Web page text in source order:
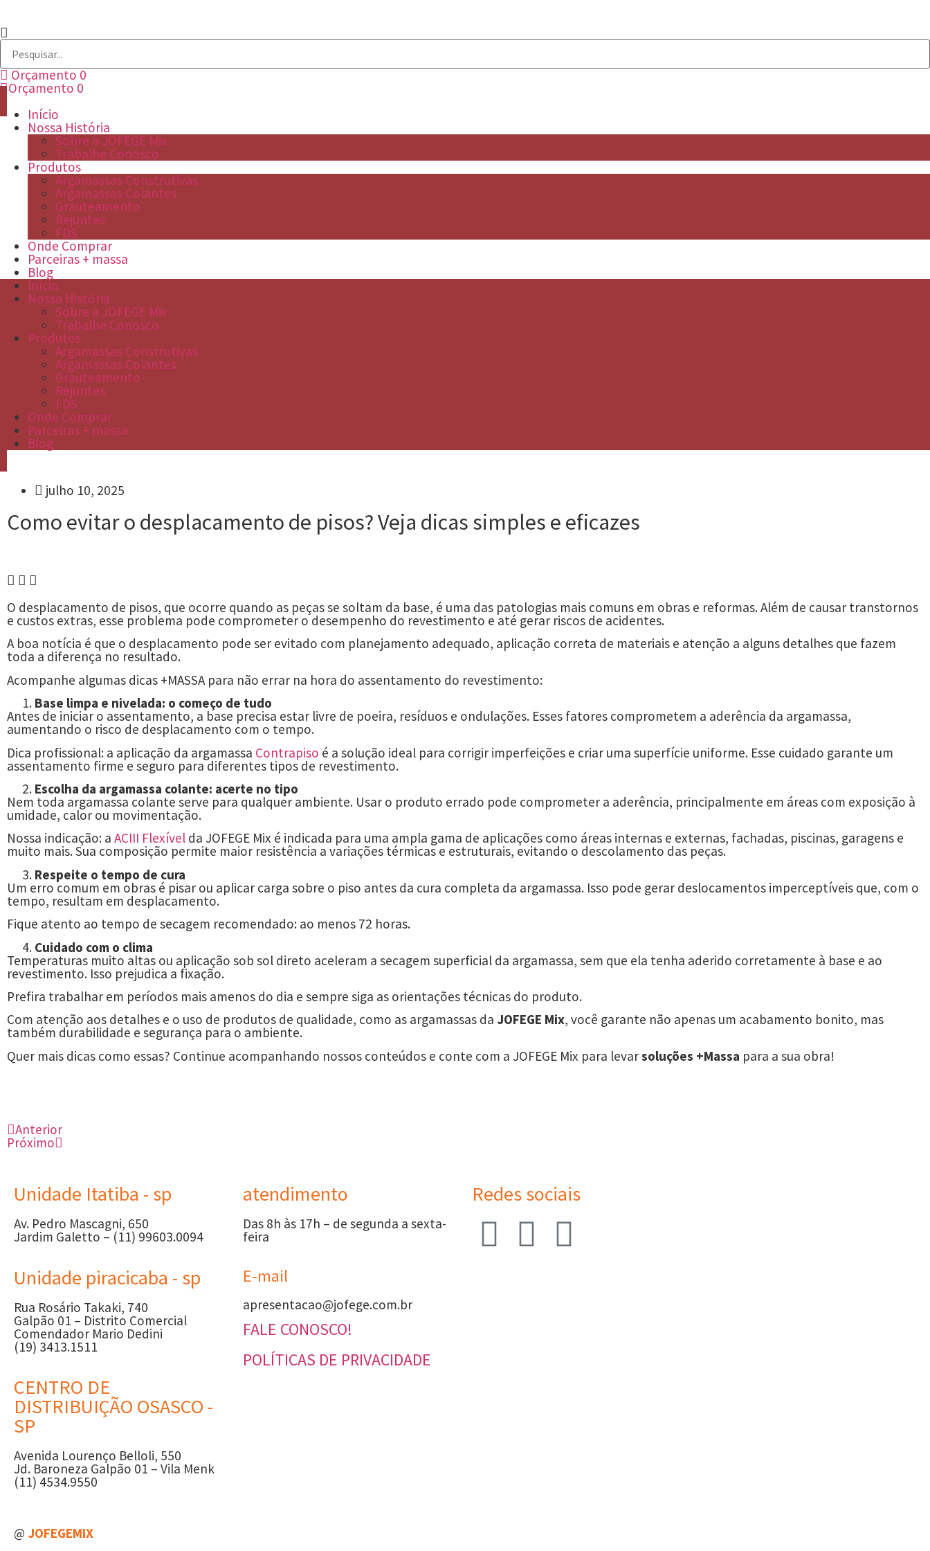
Orçamento 0
Orçamento 0
Início
Nossa História
Sobre a JOFEGE Mix
Trabalhe Conosco
Produtos
Argamassas Construtivas
Argamassas Colantes
Grauteamento
Rejuntes
FDS
Onde Comprar
Parceiras + massa
Blog
Início
Nossa História
Sobre a JOFEGE Mix
Trabalhe Conosco
Produtos
Argamassas Construtivas
Argamassas Colantes
Grauteamento
Rejuntes
FDS
Onde Comprar
Parceiras + massa
Blog
julho 10, 2025
Como evitar o desplacamento de pisos? Veja dicas simples e eficazes
O desplacamento de pisos, que ocorre quando as peças se soltam da base, é uma das patologias mais comuns em obras e reformas. Além de causar transtornos
e custos extras, esse problema pode comprometer o desempenho do revestimento e até gerar riscos de acidentes.
A boa notícia é que o desplacamento pode ser evitado com planejamento adequado, aplicação correta de materiais e atenção a alguns detalhes que fazem
toda a diferença no resultado.
Acompanhe algumas dicas +MASSA para não errar na hora do assentamento do revestimento:
Base limpa e nivelada: o começo de tudo
Antes de iniciar o assentamento, a base precisa estar livre de poeira, resíduos e ondulações. Esses fatores comprometem a aderência da argamassa,
aumentando o risco de desplacamento com o tempo.
Dica profissional: a aplicação da argamassa Contrapiso é a solução ideal para corrigir imperfeições e criar uma superfície uniforme. Esse cuidado garante um
assentamento firme e seguro para diferentes tipos de revestimento.
Escolha da argamassa colante: acerte no tipo
Nem toda argamassa colante serve para qualquer ambiente. Usar o produto errado pode comprometer a aderência, principalmente em áreas com exposição à
umidade, calor ou movimentação.
Nossa indicação: a ACIII Flexível da JOFEGE Mix é indicada para uma ampla gama de aplicações como áreas internas e externas, fachadas, piscinas, garagens e
muito mais. Sua composição permite maior resistência a variações térmicas e estruturais, evitando o descolamento das peças.
Respeite o tempo de cura
Um erro comum em obras é pisar ou aplicar carga sobre o piso antes da cura completa da argamassa. Isso pode gerar deslocamentos imperceptíveis que, com o
tempo, resultam em desplacamento.
Fique atento ao tempo de secagem recomendado: ao menos 72 horas.
Cuidado com o clima
Temperaturas muito altas ou aplicação sob sol direto aceleram a secagem superficial da argamassa, sem que ela tenha aderido corretamente à base e ao
revestimento. Isso prejudica a fixação.
Prefira trabalhar em períodos mais amenos do dia e sempre siga as orientações técnicas do produto.
Com atenção aos detalhes e o uso de produtos de qualidade, como as argamassas da JOFEGE Mix, você garante não apenas um acabamento bonito, mas
também durabilidade e segurança para o ambiente.
Quer mais dicas como essas? Continue acompanhando nossos conteúdos e conte com a JOFEGE Mix para levarsoluções +Massa para a sua obra!
Anterior
Próximo
Unidade Itatiba - sp
Av. Pedro Mascagni, 650
Jardim Galetto – (11) 99603.0094
Unidade piracicaba - sp
Rua Rosário Takaki, 740
Galpão 01 – Distrito Comercial
Comendador Mario Dedini
(19) 3413.1511
CENTRO DE
DISTRIBUIÇÃO OSASCO -
SP
Avenida Lourenço Belloli, 550
Jd. Baroneza Galpão 01 – Vila Menk
(11) 4534.9550
atendimento
Das 8h às 17h – de segunda a sexta-
feira
E-mail
apresentacao@jofege.com.br
FALE CONOSCO!
POLÍTICAS DE PRIVACIDADE
Redes sociais
@ JOFEGEMIX